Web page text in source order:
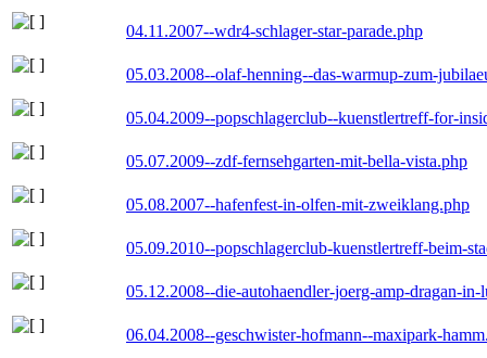
04.11.2007--wdr4-schlager-star-parade.php
05.03.2008--olaf-henning--das-warmup-zum-
05.04.2009--popschlagerclub--kuenstlertreff-for-
05.07.2009--zdf-fernsehgarten-mit-bella-vista.php
05.08.2007--hafenfest-in-olfen-mit-zweiklang.php
05.09.2010--popschlagerclub-kuenstlertreff-beim-
05.12.2008--die-autohaendler-joerg-amp-dragan-in-
06.04.2008--geschwister-hofmann--maxipark-